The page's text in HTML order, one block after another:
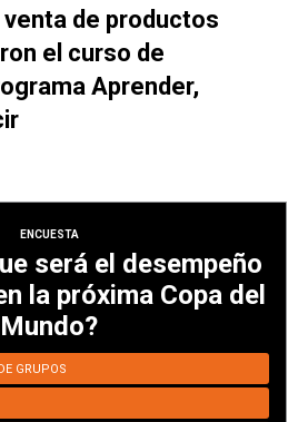
de productos
el curso de
Aprender,
ENCUESTA
será el desempeño
la próxima Copa del
Mundo?
GRUPOS